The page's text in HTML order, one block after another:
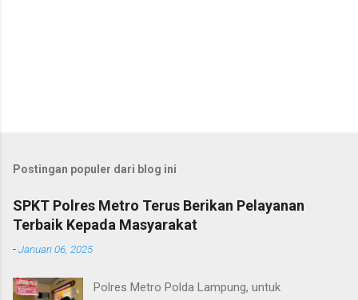
Postingan populer dari blog ini
SPKT Polres Metro Terus Berikan Pelayanan
Terbaik Kepada Masyarakat
-Januari 06, 2025
Polres Metro Polda Lampung, untuk